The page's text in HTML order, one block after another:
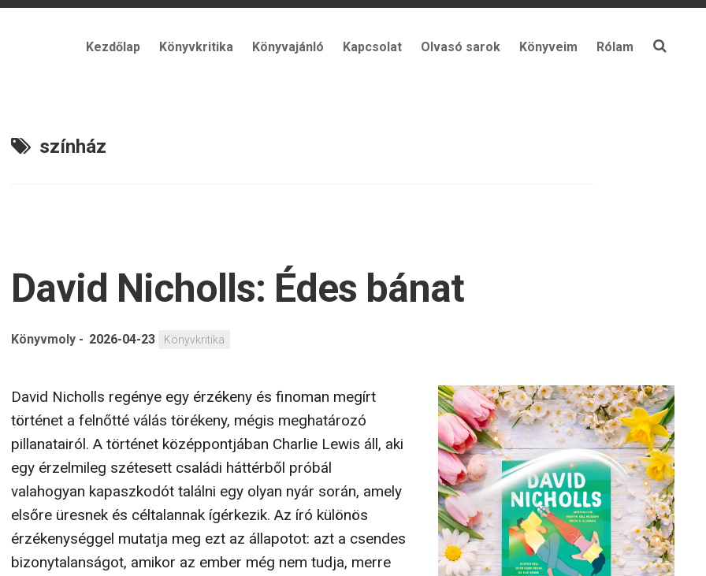
Kezdőlap Könyvkritika Könyvajánló Kapcsolat Olvasó sarok Könyveim Rólam
színház
David Nicholls: Édes bánat
Könyvmoly - 2026-04-23 Könyvkritika
David Nicholls regénye egy érzékeny és finoman megírt
történet a felnőtté válás törékeny, mégis meghatározó
pillanatairól. A történet középpontjában Charlie Lewis áll, aki
egy érzelmileg szétesett családi háttérből próbál
valahogyan kapaszkodót találni egy olyan nyár során, amely
elsőre üresnek és céltalannak ígérkezik. Az író különös
érzékenységgel mutatja meg ezt az állapotot: azt a csendes
bizonytalanságot, amikor az ember még nem tudja, merre